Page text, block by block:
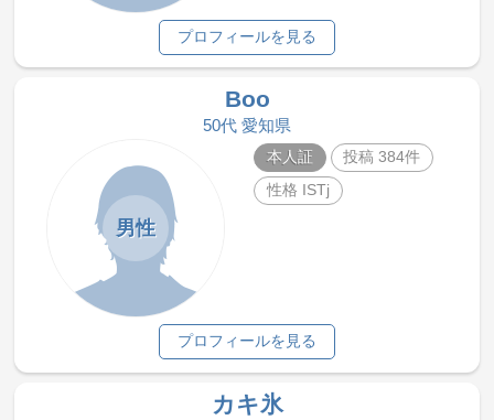
プロフィールを見る
Boo
50代 愛知県
男性
本人証
投稿 384件
性格 ISTj
プロフィールを見る
カキ氷